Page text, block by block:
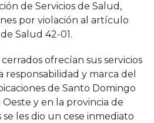
de Servicios de Salud,
por violación al artículo
Salud 42-01.
ofrecían sus servicios
responsabilidad y marca del
de Santo Domingo
y en la provincia de
se les dio un cese inmediato